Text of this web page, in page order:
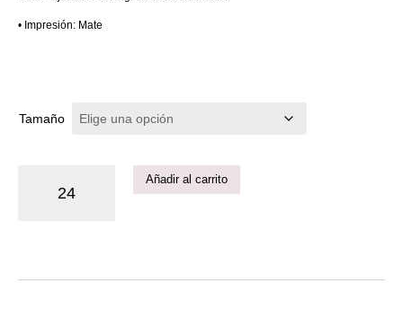
• Impresión: Mate
Tamaño
Añadir al carrito